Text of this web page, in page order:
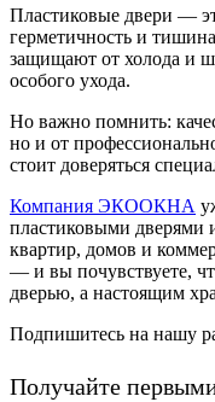
Пластиковые двери —
герметичность и
защищают от холода и
особого ухода.
Но важно помнить:
но и от
стоит доверяться
Компания ЭКООКНА
пластиковыми дверями
квартир, домов и
— и вы почувствуете,
дверью, а настоящим
Подпишитесь на нашу
Получайте